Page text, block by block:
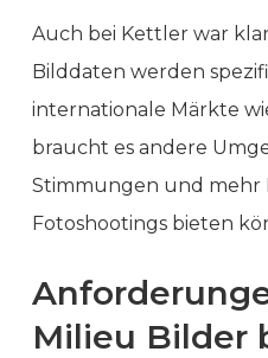
Auch bei Kettler war
Bilddaten werden
internationale Märkte
braucht es andere
Stimmungen und mehr
Fotoshootings bieten
Milieu Bilder